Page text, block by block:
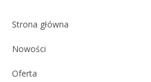
Strona główna
Nowości
Oferta